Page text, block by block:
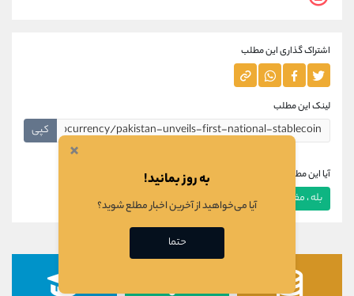
اشتراک گذاری این مطلب
لینک این مطلب
کپی
آیا این مطلب برای شما مفید بود؟
بله ، مفید بود خیر ، مفید نبود
×
به روز بمانید!
آیا می‌خواهید از آخرین اخبار مطلع شوید؟
حتما